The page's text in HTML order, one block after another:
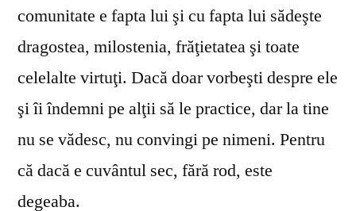
comunitate e fapta lui şi cu fapta lui sădeşte
dragostea, milostenia, frăţietatea şi toate
celelalte virtuţi. Dacă doar vorbeşti despre ele
şi îi îndemni pe alţii să le practice, dar la tine
nu se vă­desc, nu convingi pe nimeni. Pentru
că dacă e cuvântul sec, fără rod, este
degeaba.